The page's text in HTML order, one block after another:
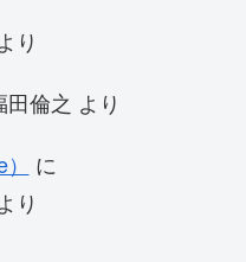
り
田倫之 より
に
り